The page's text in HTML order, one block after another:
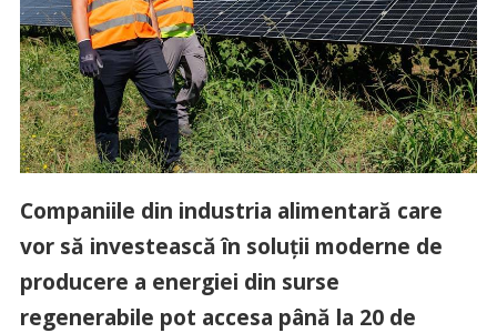
Companiile din industria alimentară care
vor să investească în soluții moderne de
producere a energiei din surse
regenerabile pot accesa până la 20 de